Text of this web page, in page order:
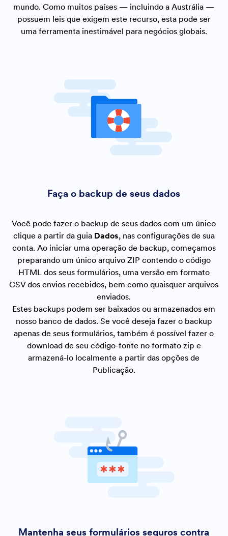
mundo. Como muitos países — incluindo a Austrália —
possuem leis que exigem este recurso, esta pode ser
uma ferramenta inestimável para negócios globais.
Faça o backup de seus dados
Você pode fazer o backup de seus dados com um único
clique a partir da guia Dados, nas configurações de sua
conta. Ao iniciar uma operação de backup, começamos
preparando um único arquivo ZIP contendo o código
HTML dos seus formulários, uma versão em formato
CSV dos envios recebidos, bem como quaisquer arquivos
enviados.
Estes backups podem ser baixados ou armazenados em
nosso banco de dados. Se você deseja fazer o backup
apenas de seus formulários, também é possível fazer o
download de seu código-fonte no formato zip e
armazená-lo localmente a partir das opções de
Publicação.
Mantenha seus formulários seguros contra